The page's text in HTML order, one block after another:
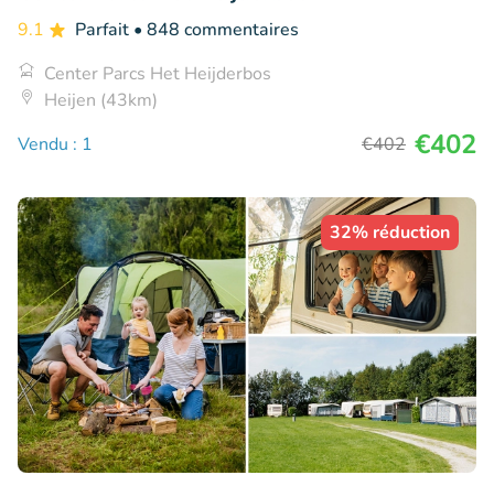
9.1 Parfait • 848 commentaires
Center Parcs Het Heijderbos
Heijen (43km)
Vendu : 1
€402 €402
32% réduction